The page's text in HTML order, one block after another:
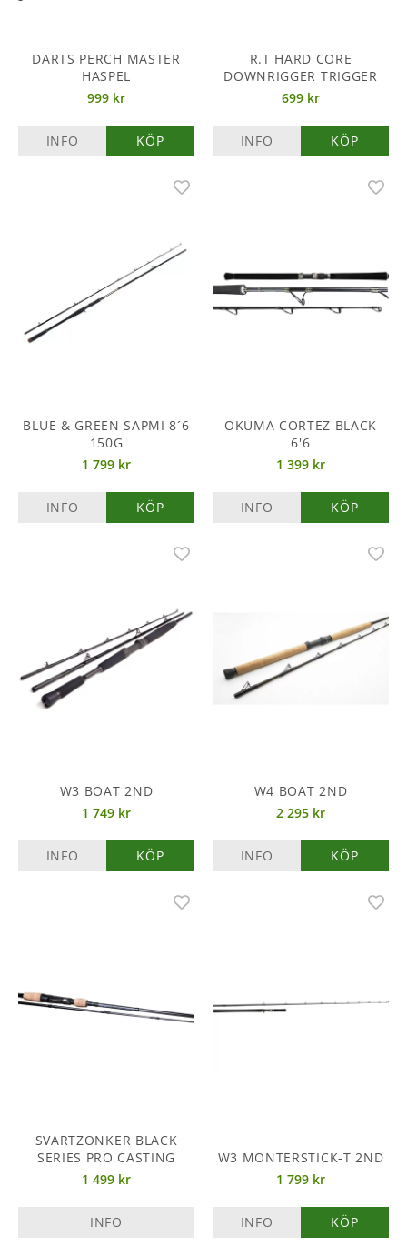
DARTS PERCH MASTER
HASPEL
999 kr
INFO KÖP
R.T HARD CORE
DOWNRIGGER TRIGGER
699 kr
INFO KÖP
BLUE & GREEN SAPMI 8´6
150G
1 799 kr
INFO KÖP
OKUMA CORTEZ BLACK
6'6
1 399 kr
INFO KÖP
W3 BOAT 2ND
1 749 kr
INFO KÖP
W4 BOAT 2ND
2 295 kr
INFO KÖP
SVARTZONKER BLACK
SERIES PRO CASTING
1 499 kr
INFO
W3 MONTERSTICK-T 2ND
1 799 kr
INFO KÖP